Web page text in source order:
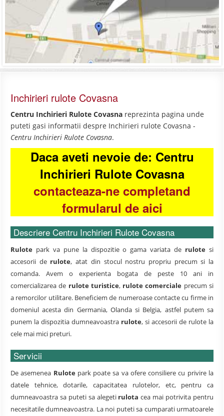
Inchirieri rulote Covasna
Centru Inchirieri Rulote Covasna reprezinta pagina unde
puteti gasi informatii despre Inchirieri rulote Covasna -
Centru Inchirieri Rulote Covasna.
Daca aveti nevoie de: Centru
Inchirieri Rulote Covasna
contacteaza-ne completand
formularul de aici
Descriere Centru Inchirieri Rulote Covasna
Rulote park va pune la dispozitie o gama variata de rulote si
accesorii de rulote, atat din stocul nostru propriu precum si la
comanda. Avem o experienta bogata de peste 10 ani in
comercializarea de rulote turistice, rulote comerciale precum si
a remorcilor utilitare. Beneficiem de numeroase contacte cu firme in
domeniul acesta din Germania, Olanda si Belgia, astfel putem sa
punem la dispozitia dumneavoastra rulote, si accesorii de rulote la
cele mai mici preturi.
Servicii
De asemenea Rulotepark poate sa va ofere consiliere cu privire la
datele tehnice, dotarile, capacitatea rulotelor, etc, pentru ca
dumneavoastra sa puteti sa alegeti rulota cea mai potrivita pentru
necesitatile dumneavoastra. La noi puteti sa cumparati urmatoarele